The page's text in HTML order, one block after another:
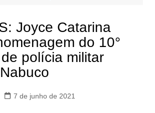
Joyce Catarina
do 10°
polícia militar
7 de junho de 2021